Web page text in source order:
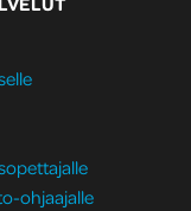
ohjaajalle